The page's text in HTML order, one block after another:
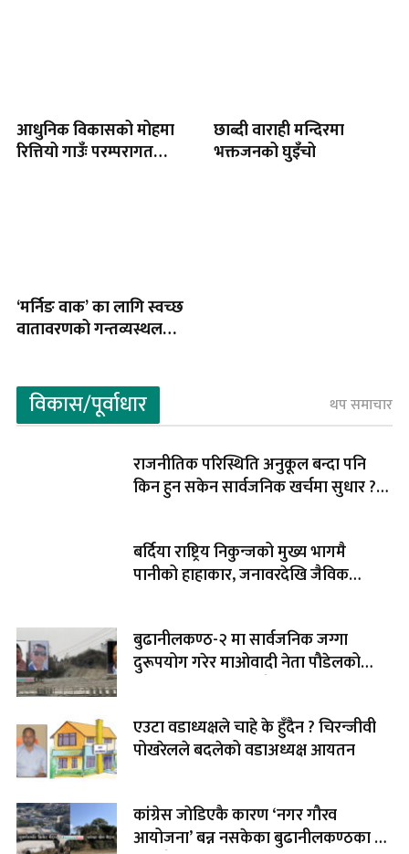
आधुनिक विकासको मोहमा
रित्तियो गाउँः परम्परागत
छाब्दी वाराही मन्दिरमा
भक्तजनको घुइँचो
‘मर्निङ वाक’ का लागि स्वच्छ
वातावरणको गन्तव्यस्थल
विकास/पूर्वाधार थप समाचार
राजनीतिक परिस्थिति अनुकूल बन्दा पनि
किन हुन सकेन सार्वजनिक खर्चमा सुधार ?
बर्दिया राष्ट्रिय निकुन्जको मुख्य भागमै
पानीको हाहाकार, जनावरदेखि जैविक
बुढानीलकण्ठ-२ मा सार्वजनिक जग्गा
दुरूपयोग गरेर माओवादी नेता पौडेलको
एउटा वडाध्यक्षले चाहे के हुँदैन ? चिरन्जीवी
पोखरेलले बदलेको वडाअध्यक्ष आयतन
कांग्रेस जाेडिएकै कारण ‘नगर गौरव
आयोजना’ बन्न नसकेका बुढानीलकण्ठका दुई